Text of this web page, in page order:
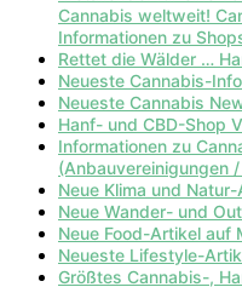
Cannabis weltweit!
Informationen zu
Rettet die Wälder …
Neueste Cannabis-
Neueste Cannabis
Hanf- und CBD-Shop
Informationen zu
(Anbauvereinigungen
Neue Klima und
Neue Wander- und
Neue Food-Artikel auf
Neueste Lifestyle-
Größtes Cannabis-,